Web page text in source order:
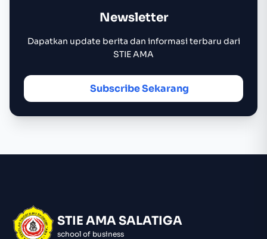
Newsletter
Dapatkan update berita dan informasi terbaru dari
STIE AMA
Subscribe Sekarang
STIE AMA SALATIGA
school of business